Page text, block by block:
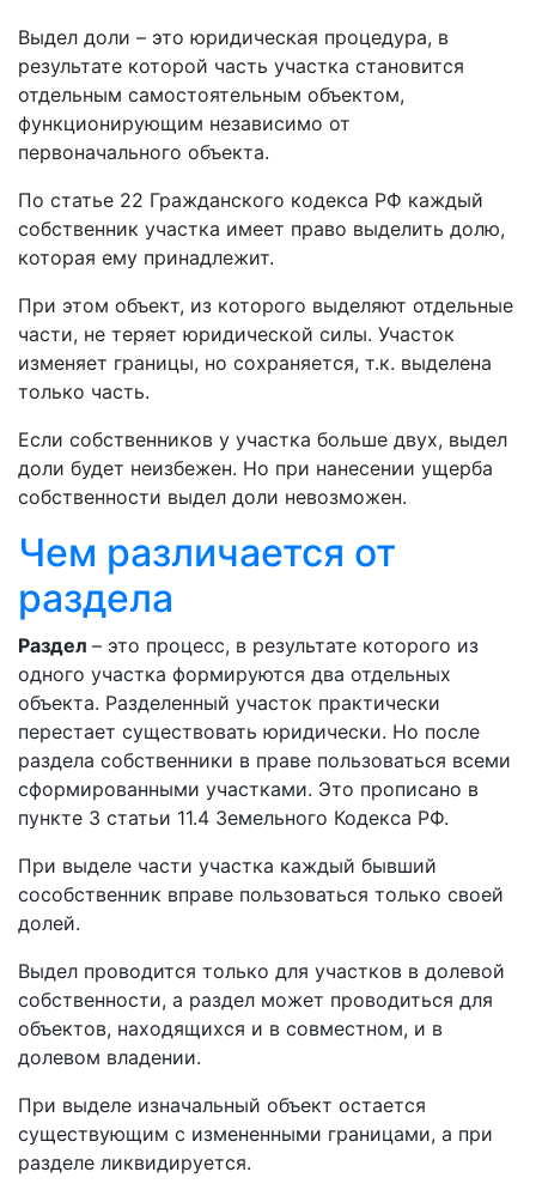
Выдел доли – это юридическая процедура, в
результате которой часть участка становится
отдельным самостоятельным объектом,
функционирующим независимо от
первоначального объекта.
По статье 22 Гражданского кодекса РФ каждый
собственник участка имеет право выделить долю,
которая ему принадлежит.
При этом объект, из которого выделяют отдельные
части, не теряет юридической силы. Участок
изменяет границы, но сохраняется, т.к. выделена
только часть.
Если собственников у участка больше двух, выдел
доли будет неизбежен. Но при нанесении ущерба
собственности выдел доли невозможен.
Чем различается от
раздела
Раздел – это процесс, в результате которого из
одного участка формируются два отдельных
объекта. Разделенный участок практически
перестает существовать юридически. Но после
раздела собственники в праве пользоваться всеми
сформированными участками. Это прописано в
пункте 3 статьи 11.4 Земельного Кодекса РФ.
При выделе части участка каждый бывший
сособственник вправе пользоваться только своей
долей.
Выдел проводится только для участков в долевой
собственности, а раздел может проводиться для
объектов, находящихся и в совместном, и в
долевом владении.
При выделе изначальный объект остается
существующим с измененными границами, а при
разделе ликвидируется.